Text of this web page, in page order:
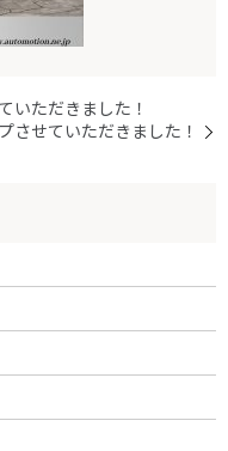
いただきました！
させていただきました！